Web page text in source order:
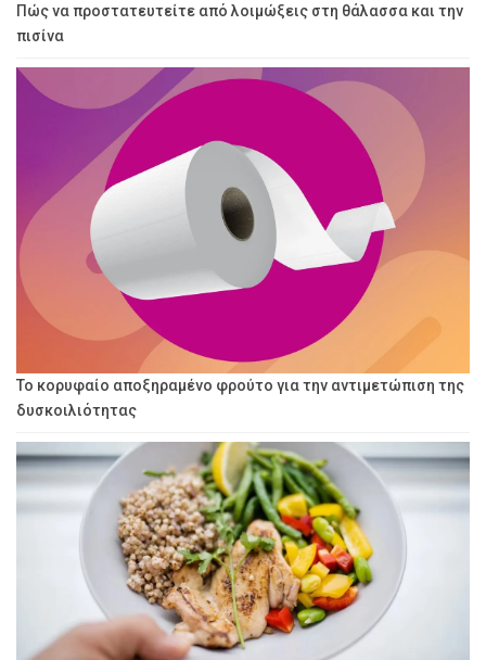
Πώς να προστατευτείτε από λοιμώξεις στη θάλασσα και την
πισίνα
Το κορυφαίο αποξηραμένο φρούτο για την αντιμετώπιση της
δυσκοιλιότητας